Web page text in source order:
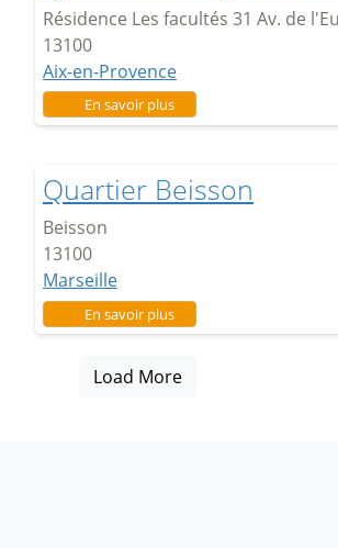
Résidence Les facultés 31 Av. de
13100
Aix-en-Provence
En savoir plussur Quartier Politique de
Quartier Beisson
Beisson
13100
Marseille
En savoir plussur Quartier Beisson
Load More